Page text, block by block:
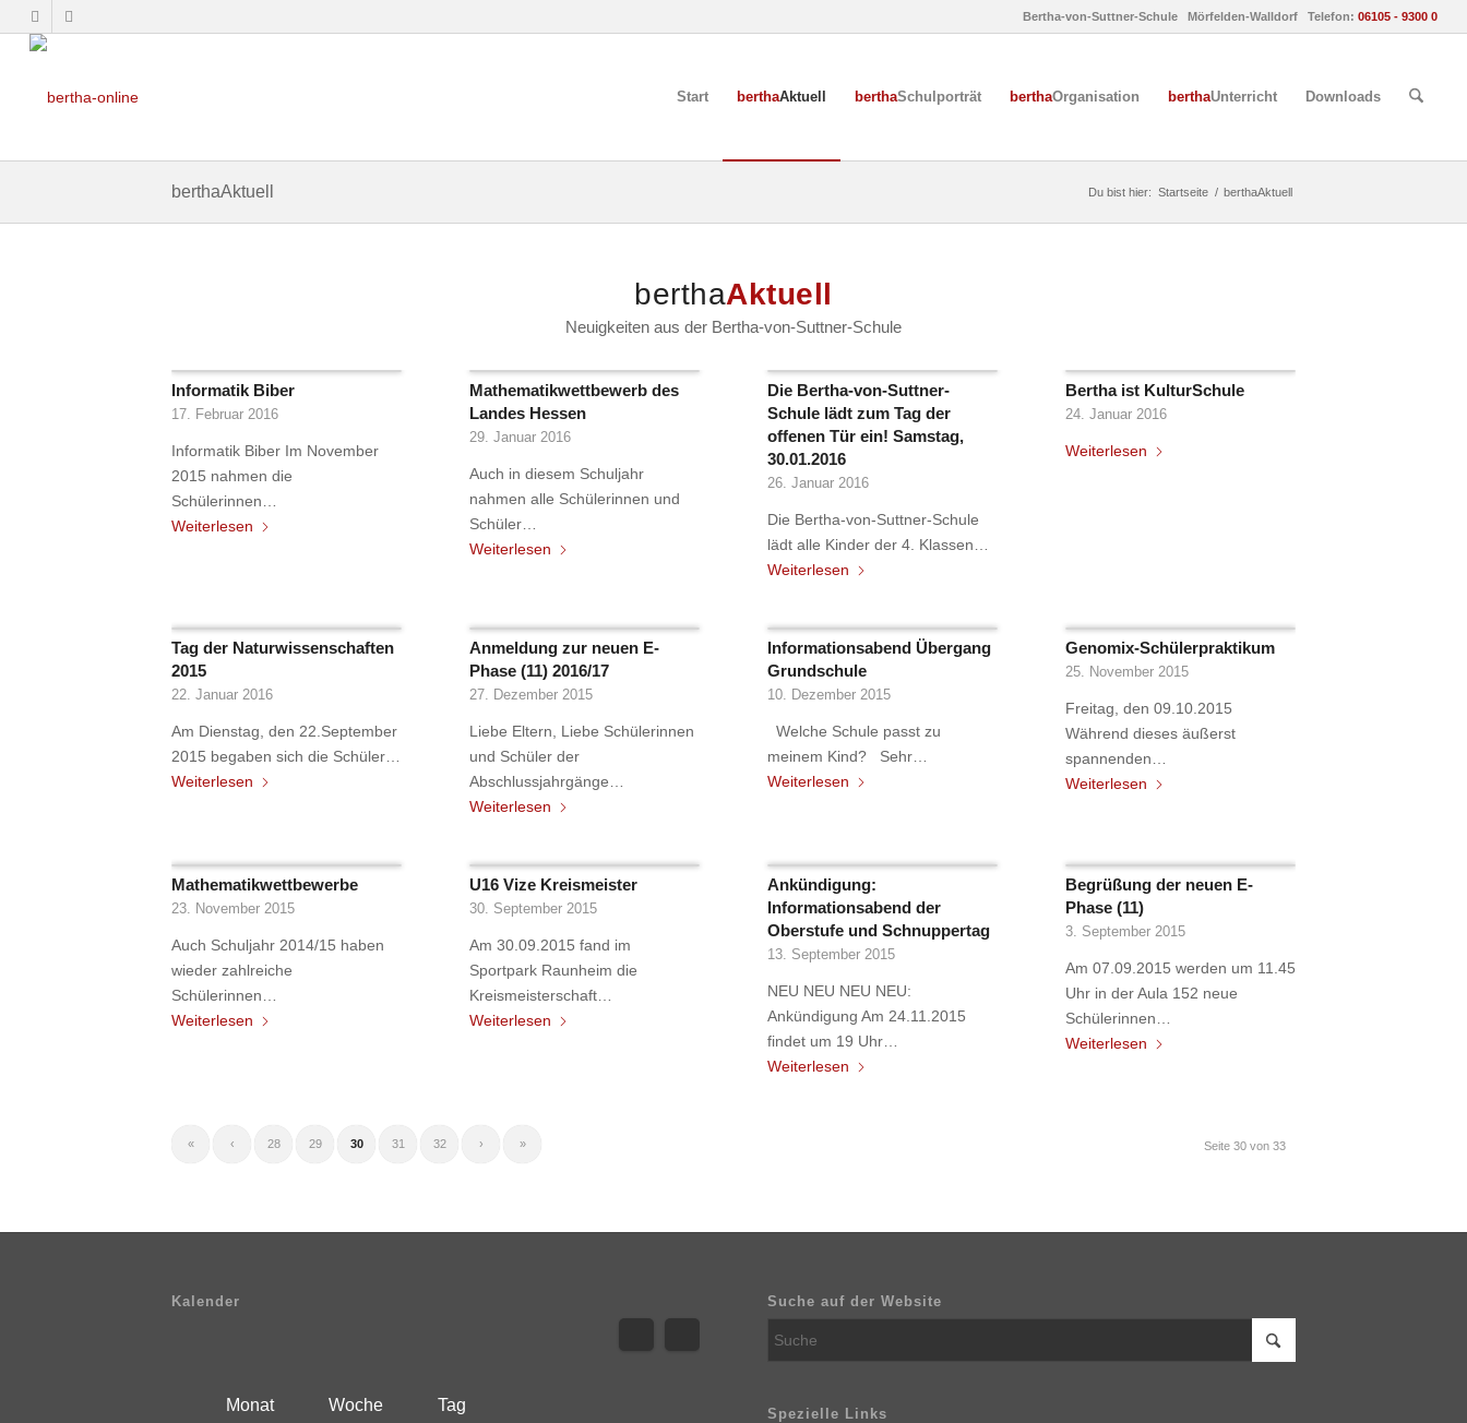
Bertha-von-Suttner-Schule Mörfelden-Walldorf Telefon:06105 - 9300 0
Start berthaAktuell berthaSchulporträt berthaOrganisation berthaUnterricht Downloads
berthaAktuell Du bist hier: Startseite / berthaAktuell
berthaAktuell
Neuigkeiten aus der Bertha-von-Suttner-Schule
Informatik Biber
17. Februar 2016
Informatik Biber Im November
2015 nahmen die
Schülerinnen…
Weiterlesen
Mathematikwettbewerb des
Landes Hessen
29. Januar 2016
Auch in diesem Schuljahr
nahmen alle Schülerinnen und
Schüler…
Weiterlesen
Die Bertha-von-Suttner-
Schule lädt zum Tag der
offenen Tür ein! Samstag,
30.01.2016
26. Januar 2016
Die Bertha-von-Suttner-Schule
lädt alle Kinder der 4. Klassen…
Weiterlesen
Bertha ist KulturSchule
24. Januar 2016
Weiterlesen
Tag der Naturwissenschaften
2015
22. Januar 2016
Am Dienstag, den 22.September
2015 begaben sich die Schüler…
Weiterlesen
Anmeldung zur neuen E-
Phase (11) 2016/17
27. Dezember 2015
Liebe Eltern, Liebe Schülerinnen
und Schüler der
Abschlussjahrgänge…
Weiterlesen
Informationsabend Übergang
Grundschule
10. Dezember 2015
Welche Schule passt zu
meinem Kind? Sehr…
Weiterlesen
Genomix-Schülerpraktikum
25. November 2015
Freitag, den 09.10.2015
Während dieses äußerst
spannenden…
Weiterlesen
Mathematikwettbewerbe
23. November 2015
Auch Schuljahr 2014/15 haben
wieder zahlreiche
Schülerinnen…
Weiterlesen
U16 Vize Kreismeister
30. September 2015
Am 30.09.2015 fand im
Sportpark Raunheim die
Kreismeisterschaft…
Weiterlesen
Ankündigung:
Informationsabend der
Oberstufe und Schnuppertag
13. September 2015
NEU NEU NEU NEU:
Ankündigung Am 24.11.2015
findet um 19 Uhr…
Weiterlesen
Begrüßung der neuen E-
Phase (11)
3. September 2015
Am 07.09.2015 werden um 11.45
Uhr in der Aula 152 neue
Schülerinnen…
Weiterlesen
Seite 30 von 33
« ‹ 28 29 30 31 32 › »
Kalender
Monat Woche Tag
Suche auf der Website
Spezielle Links